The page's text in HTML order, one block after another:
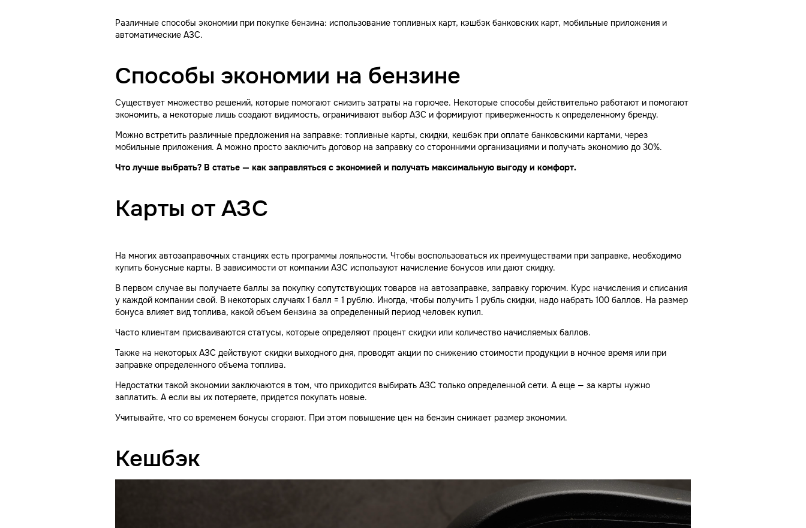
Различные способы экономии при покупке бензина: использование топливных карт, кэшбэк банковских карт, мобильные приложения и
автоматические АЗС.
Способы экономии на бензине
Существует множество решений, которые помогают снизить затраты на горючее. Некоторые способы действительно работают и помогают
экономить, а некоторые лишь создают видимость, ограничивают выбор АЗС и формируют приверженность к определенному бренду.
Можно встретить различные предложения на заправке: топливные карты, скидки, кешбэк при оплате банковскими картами, через
мобильные приложения. А можно просто заключить договор на заправку со сторонними организациями и получать экономию до 30%.
Что лучше выбрать? В статье — как заправляться с экономией и получать максимальную выгоду и комфорт.
Карты от АЗС
На многих автозаправочных станциях есть программы лояльности. Чтобы воспользоваться их преимуществами при заправке, необходимо
купить бонусные карты. В зависимости от компании АЗС используют начисление бонусов или дают скидку.
В первом случае вы получаете баллы за покупку сопутствующих товаров на автозаправке, заправку горючим. Курс начисления и списания
у каждой компании свой. В некоторых случаях 1 балл = 1 рублю. Иногда, чтобы получить 1 рубль скидки, надо набрать 100 баллов. На размер
бонуса влияет вид топлива, какой объем бензина за определенный период человек купил.
Часто клиентам присваиваются статусы, которые определяют процент скидки или количество начисляемых баллов.
Также на некоторых АЗС действуют скидки выходного дня, проводят акции по снижению стоимости продукции в ночное время или при
заправке определенного объема топлива.
Недостатки такой экономии заключаются в том, что приходится выбирать АЗС только определенной сети. А еще — за карты нужно
заплатить. А если вы их потеряете, придется покупать новые.
Учитывайте, что со временем бонусы сгорают. При этом повышение цен на бензин снижает размер экономии.
Кешбэк